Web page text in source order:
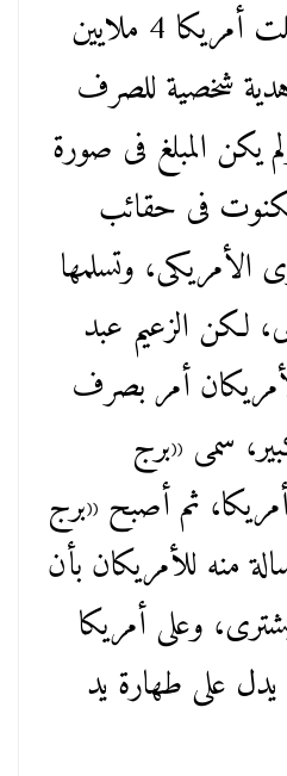
فى عام 1953 أرسلت أمريكا 4 ملايين
شخصية للصرف
يكن المبلغ فى صورة
فى حقائب
الأمريكى، وتسلمها
لكن الزعيم عبد
أمر بصرف
سمى «برج
ثم أصبح «برج
منه للأمريكان بأن
وعلى أمريكا
على طهارة يد